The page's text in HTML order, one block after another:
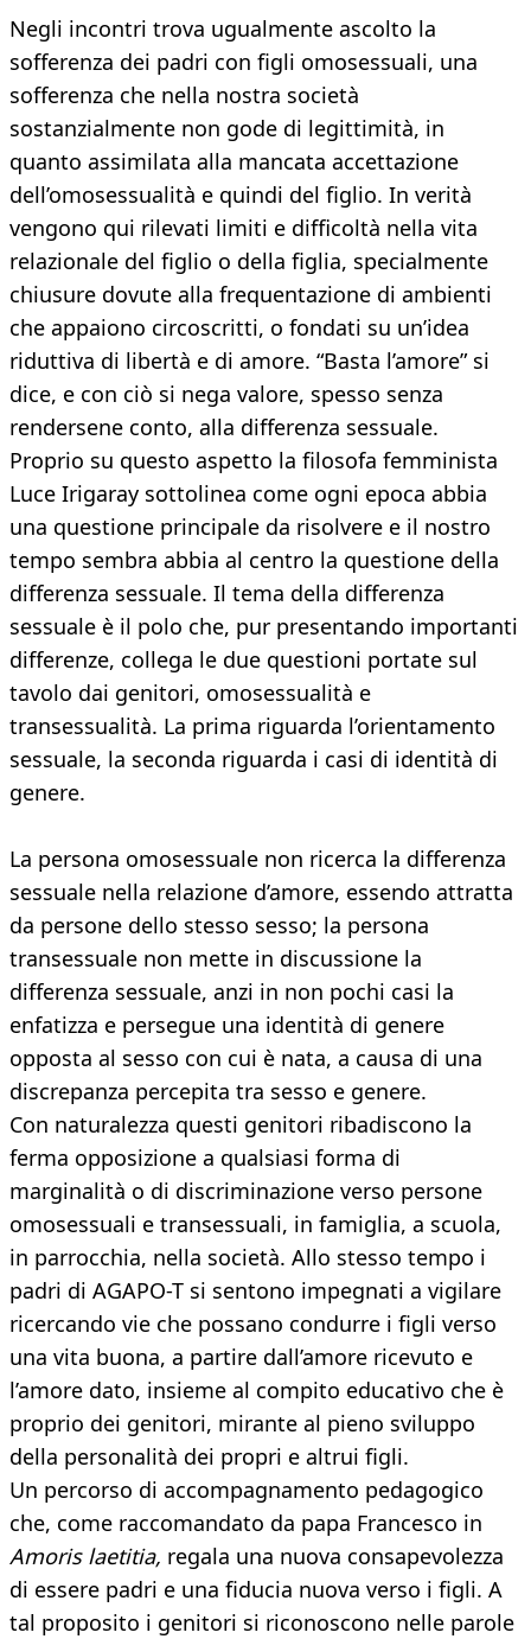
Negli incontri trova ugualmente ascolto la
sofferenza dei padri con figli omosessuali, una
sofferenza che nella nostra società
sostanzialmente non gode di legittimità, in
quanto assimilata alla mancata accettazione
dell’omosessualità e quindi del figlio. In verità
vengono qui rilevati limiti e difficoltà nella vita
relazionale del figlio o della figlia, specialmente
chiusure dovute alla frequentazione di ambienti
che appaiono circoscritti, o fondati su un’idea
riduttiva di libertà e di amore. “Basta l’amore” si
dice, e con ciò si nega valore, spesso senza
rendersene conto, alla differenza sessuale.
Proprio su questo aspetto la filosofa femminista
Luce Irigaray sottolinea come ogni epoca abbia
una questione principale da risolvere e il nostro
tempo sembra abbia al centro la questione della
differenza sessuale. Il tema della differenza
sessuale è il polo che, pur presentando importanti
differenze, collega le due questioni portate sul
tavolo dai genitori, omosessualità e
transessualità. La prima riguarda l’orientamento
sessuale, la seconda riguarda i casi di identità di
genere.
La persona omosessuale non ricerca la differenza
sessuale nella relazione d’amore, essendo attratta
da persone dello stesso sesso; la persona
transessuale non mette in discussione la
differenza sessuale, anzi in non pochi casi la
enfatizza e persegue una identità di genere
opposta al sesso con cui è nata, a causa di una
discrepanza percepita tra sesso e genere.
Con naturalezza questi genitori ribadiscono la
ferma opposizione a qualsiasi forma di
marginalità o di discriminazione verso persone
omosessuali e transessuali, in famiglia, a scuola,
in parrocchia, nella società. Allo stesso tempo i
padri di AGAPO-T si sentono impegnati a vigilare
ricercando vie che possano condurre i figli verso
una vita buona, a partire dall’amore ricevuto e
l’amore dato, insieme al compito educativo che è
proprio dei genitori, mirante al pieno sviluppo
della personalità dei propri e altrui figli.
Un percorso di accompagnamento pedagogico
che, come raccomandato da papa Francesco in
Amoris laetitia, regala una nuova consapevolezza
di essere padri e una fiducia nuova verso i figli. A
tal proposito i genitori si riconoscono nelle parole